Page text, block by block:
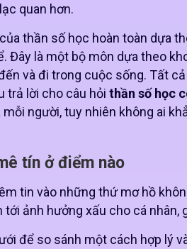
quan hơn.
thần số học hoàn toàn dựa
Đây là một bộ môn dựa theo
và đi trong cuộc sống. Tất
trả lời cho câu hỏi thần số học
người, tuy nhiên không ai
tín ở điểm nào
tin vào những thứ mơ hồ
ảnh hưởng xấu cho cá nhân,
để so sánh một cách hợp lý